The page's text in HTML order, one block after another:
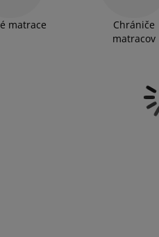
matrace
Chrániče
matracov